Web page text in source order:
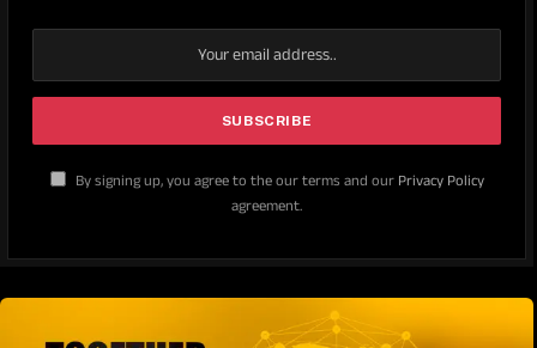
By signing up, you agree to the our terms and our Privacy Policy
agreement.